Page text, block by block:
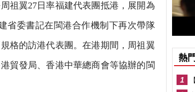
祖翼27日率福建代表團抵港，展開為
省委書記在閩港合作機制下再次帶隊
格的訪港代表團。在港期間，周祖翼
貿發局、香港中華總商會等協辦的閩